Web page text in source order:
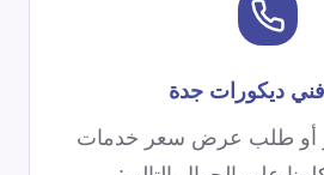
ديكورات جدة
أو طلب عرض سعر خدمات